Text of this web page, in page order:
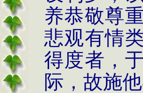
养恭敬尊
悲观有情
得度者，
际，故施